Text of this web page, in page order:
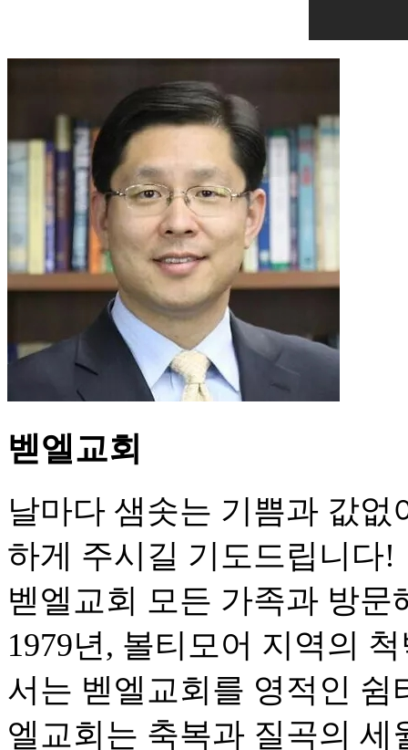
벧엘교회
날마다 샘솟는 기쁨과 값
하게 주시길 기도드립니다!
벧엘교회 모든 가족과 방
1979년, 볼티모어 지역의
서는 벧엘교회를 영적인 쉼
엘교회는 축복과 질곡의